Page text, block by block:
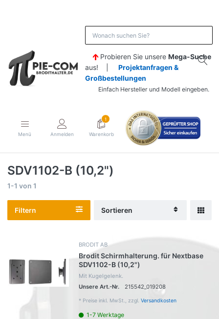
Probieren Sie unsere Mega-Suche
aus! | Projektanfragen &
Großbestellungen
Einfach Hersteller und Modell eingeben.
Menü Anmelden
1
Warenkorb
SDV1102-B (10,2")
1-1 von 1
Filtern Sortieren
BRODIT AB
Brodit Schirmhalterung. für Nextbase
SDV1102-B (10,2")
Mit Kugelgelenk.
Unsere Art.-Nr.
215542_019208
* Preise inkl. MwSt., zzgl. Versandkosten
1-7 Werktage